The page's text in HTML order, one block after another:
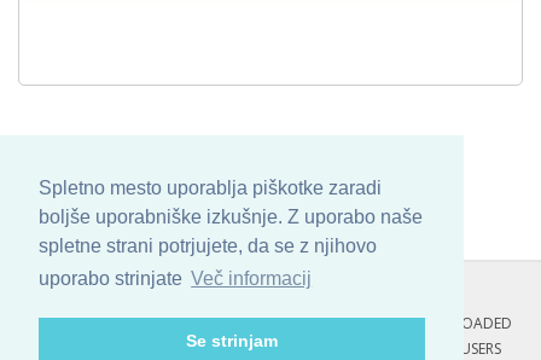
Spletno mesto uporablja piškotke zaradi
boljše uporabniške izkušnje. Z uporabo naše
spletne strani potrjujete, da se z njihovo
uporabo strinjate Več informacij
Se strinjam
COPYRIGHT © 2013 - 2026 BYSKINBASE. ALL ARTWORK ARE UPLOADED
AND COPYRIGHTED TO ITS AUTHOR.
POZITIVNE MISLI : 122 USERS